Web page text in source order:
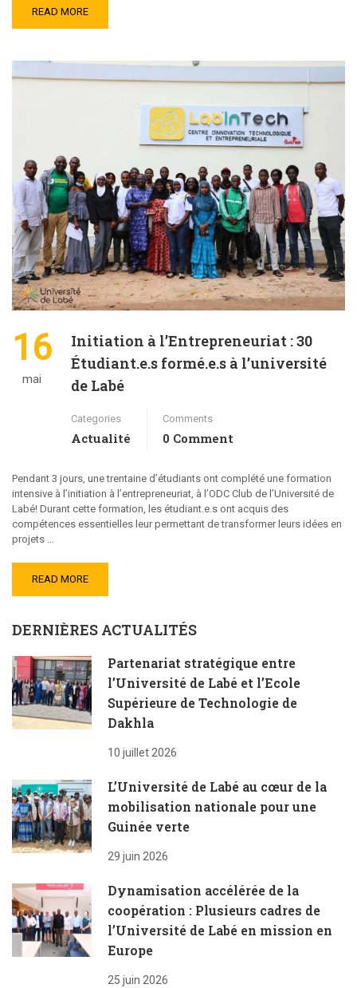
READ MORE
16
mai
Initiation à l’Entrepreneuriat : 30
Étudiant.e.s formé.e.s à l’université
de Labé
Categories
Actualité
Comments
0 Comment
Pendant 3 jours, une trentaine d’étudiants ont complété une formation
intensive à l’initiation à l’entrepreneuriat, à l’ODC Club de l’Université de
Labé! Durant cette formation, les étudiant.e.s ont acquis des
compétences essentielles leur permettant de transformer leurs idées en
projets …
READ MORE
DERNIÈRES ACTUALITÉS
Partenariat stratégique entre
l’Université de Labé et l’Ecole
Supérieure de Technologie de
Dakhla
10 juillet 2026
L’Université de Labé au cœur de la
mobilisation nationale pour une
Guinée verte
29 juin 2026
Dynamisation accélérée de la
coopération : Plusieurs cadres de
l’Université de Labé en mission en
Europe
25 juin 2026